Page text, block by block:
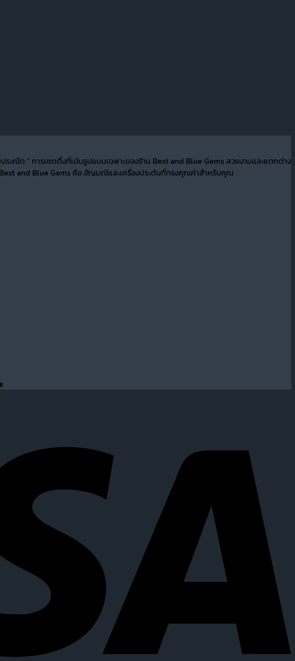
ต “ การเซตติ้งที่เน้นรูปแบบเฉพาะของร้าน Best and Blue Gems สวยงามและแตกต่าง
Best and Blue Gems คือ อัญมณีและเครื่องประดับที่ทรงคุณค่าสำหรับคุณ